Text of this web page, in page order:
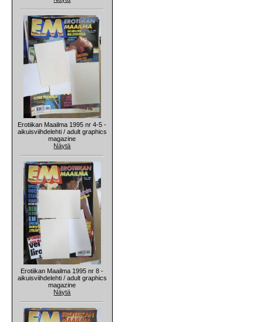
Erotiikan Maailma 1995 nr 4-5 -
aikuisviihdelehti / adult graphics
magazine
Näytä
Erotiikan Maailma 1995 nr 8 -
aikuisviihdelehti / adult graphics
magazine
Näytä